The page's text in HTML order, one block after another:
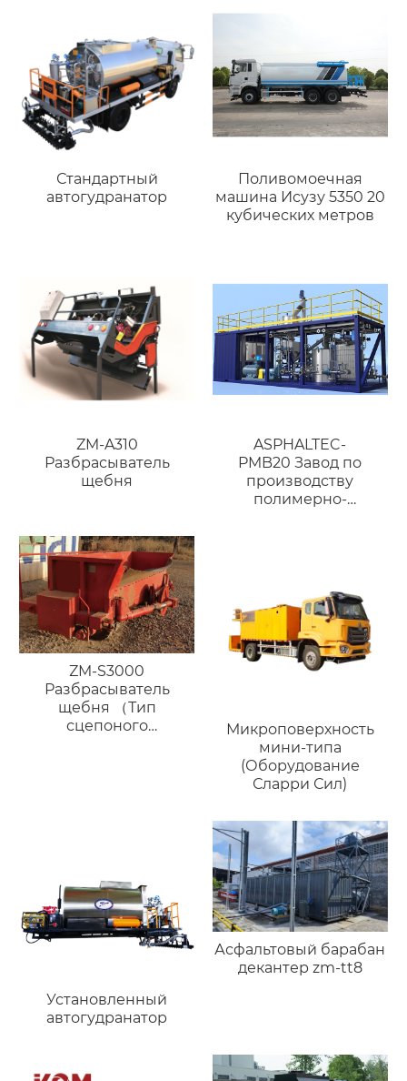
Стандартный
автогудранатор
Поливомоечная
машина Исузу 5350 20
кубических метров
ZM-A310
Разбрасыватель
щебня
ASPHALTEC-
PMB20 Завод по
производству
полимерно-
ZM-S3000
Разбрасыватель
щебня （Тип
сцепоного
Микроповерхность
мини-типа
(Оборудование
Сларри Сил)
Установленный
автогудранатор
Асфальтовый барабан
декантер zm-tt8